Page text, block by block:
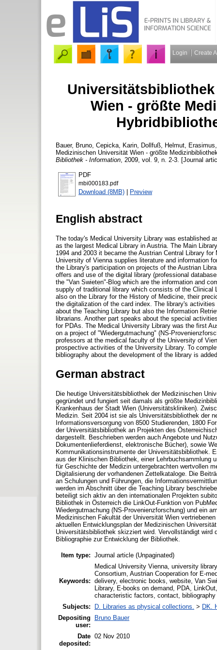
Login Create
Wien - größte
Bauer, Bruno Cepicka, Karin Dollfuß, Helmut
Medizinischen Universität Wien - größte
Bibliothek - Information , 2009, vol. 9, n. 2-3. [Journal
PDF
mbi000183.pdf
Download (8MB) | Preview
English abstract
The today's Medical University Library was established
as the largest Medical Library in Austria. The Main
1994 and 2003 it became the Austrian Central Library
University of Vienna supplies literature and information
the Library's participation on projects of the Austrian
offers and use of the digital library (professional
the "Van Swieten"-Blog which are the information and
supply of traditional library which consists of the Clinical
also on the Library for the History of Medicine, their
the digitalization of the card index. The library's
about the Teaching Library but also the Information
librarians. Another part speaks about the special
for PDAs. The Medical University Library was the first
on a project of "Wiedergutmachung" (NS-
professors at the medical faculty of the University of
prospective activities of the University Library. To
bibliography about the development of the library is
German abstract
Die heutige Universitätsbibliothek der Medizinischen
gegründet und fungiert seit damals als größte
Krankenhaus der Stadt Wien (Universitätskliniken).
Medizin. Seit 2004 ist sie als Universitätsbibliothek der
Informationsversorgung von 8500 Studierenden, 1800
der Universitätsbibliothek an Projekten des
dargestellt. Beschrieben werden auch Angebote und
Dokumentenlieferdienst, elektronische Bücher), sowie
Kommunikationsinstrumente der Universitätsbibliothek.
aus der Klinischen Bibliothek, einer Lehrbuchsammlung
für Geschichte der Medizin untergebrachten wertvollen
Digitalisierung der vorhandenen Zettelkataloge. Die
an Schulungen und Führungen, die
werden im Abschnitt über die Teaching Library
beteiligt sich aktiv an den internationalen Projekten
Bibliothek in Österreich die LinkOut-Funktion von
Wiedergutmachung (NS-Provenienzforschung) und ein
Medizinischen Fakultät der Universität Wien
aktuellen Entwicklungsplan der Medizinischen
Universitätsbibliothek skizziert wird. Vervollständigt
Bibliographie zur Entwicklung der Bibliothek.
Item type: Journal article (Unpaginated)
Keywords:
Medical University Vienna, university
Consortium, Austrian Cooperation for E-
delivery, electronic books, website, Van
Library, E-books on demand, PDA,
characteristic factors, contact, bibliography
Subjects:
D. Libraries as physical collections. > DK.
Depositing
user:
Bruno Bauer
Date
deposited:
02 Nov 2010